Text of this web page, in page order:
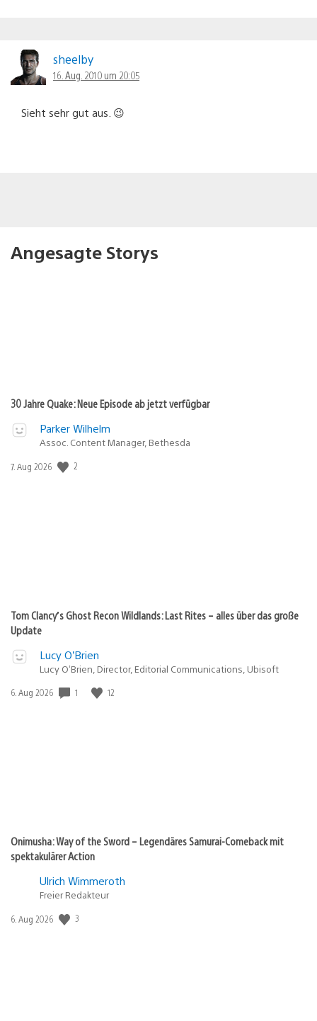
sheelby
16. Aug. 2010 um 20:05
Sieht sehr gut aus. 😉
Angesagte Storys
30 Jahre Quake: Neue Episode ab jetzt verfügbar
Parker Wilhelm
Assoc. Content Manager, Bethesda
Veröffentlichungsdatum:
7. Aug 2026 2
Tom Clancy’s Ghost Recon Wildlands: Last Rites – alles über das große
Update
Lucy O’Brien
Lucy O’Brien, Director, Editorial Communications, Ubisoft
Veröffentlichungsdatum:
6. Aug 2026 1 12
Onimusha: Way of the Sword – Legendäres Samurai-Comeback mit
spektakulärer Action
Ulrich Wimmeroth
Freier Redakteur
Veröffentlichungsdatum:
6. Aug 2026 3